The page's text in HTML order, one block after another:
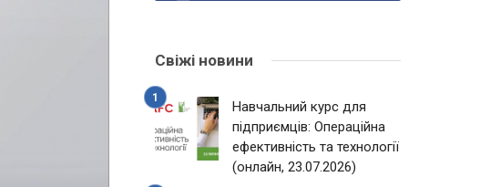
Свіжі новини
Навчальний курс для
підприємців: Операційна
ефективність та технології
(онлайн, 23.07.2026)